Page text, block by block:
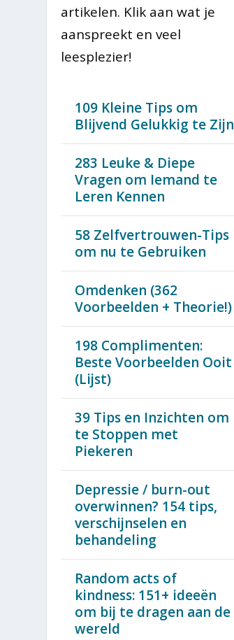
artikelen. Klik aan wat je
aanspreekt en veel
leesplezier!
109 Kleine Tips om
Blijvend Gelukkig te Zijn
283 Leuke & Diepe
Vragen om Iemand te
Leren Kennen
58 Zelfvertrouwen-Tips
om nu te Gebruiken
Omdenken (362
Voorbeelden + Theorie!)
198 Complimenten:
Beste Voorbeelden Ooit
(Lijst)
39 Tips en Inzichten om
te Stoppen met
Piekeren
Depressie / burn-out
overwinnen? 154 tips,
verschijnselen en
behandeling
Random acts of
kindness: 151+ ideeën
om bij te dragen aan de
wereld